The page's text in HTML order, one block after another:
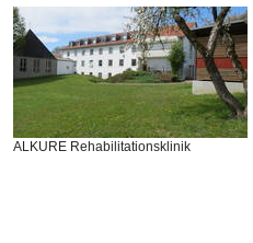
ALKURE Rehabilitationsklinik